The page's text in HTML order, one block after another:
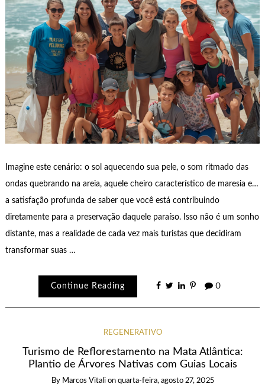
Imagine este cenário: o sol aquecendo sua pele, o som ritmado das
ondas quebrando na areia, aquele cheiro característico de maresia e…
a satisfação profunda de saber que você está contribuindo
diretamente para a preservação daquele paraíso. Isso não é um sonho
distante, mas a realidade de cada vez mais turistas que decidiram
transformar suas …
Continue Reading 0
REGENERATIVO
Turismo de Reflorestamento na Mata Atlântica:
Plantio de Árvores Nativas com Guias Locais
By Marcos Vitali on quarta-feira, agosto 27, 2025